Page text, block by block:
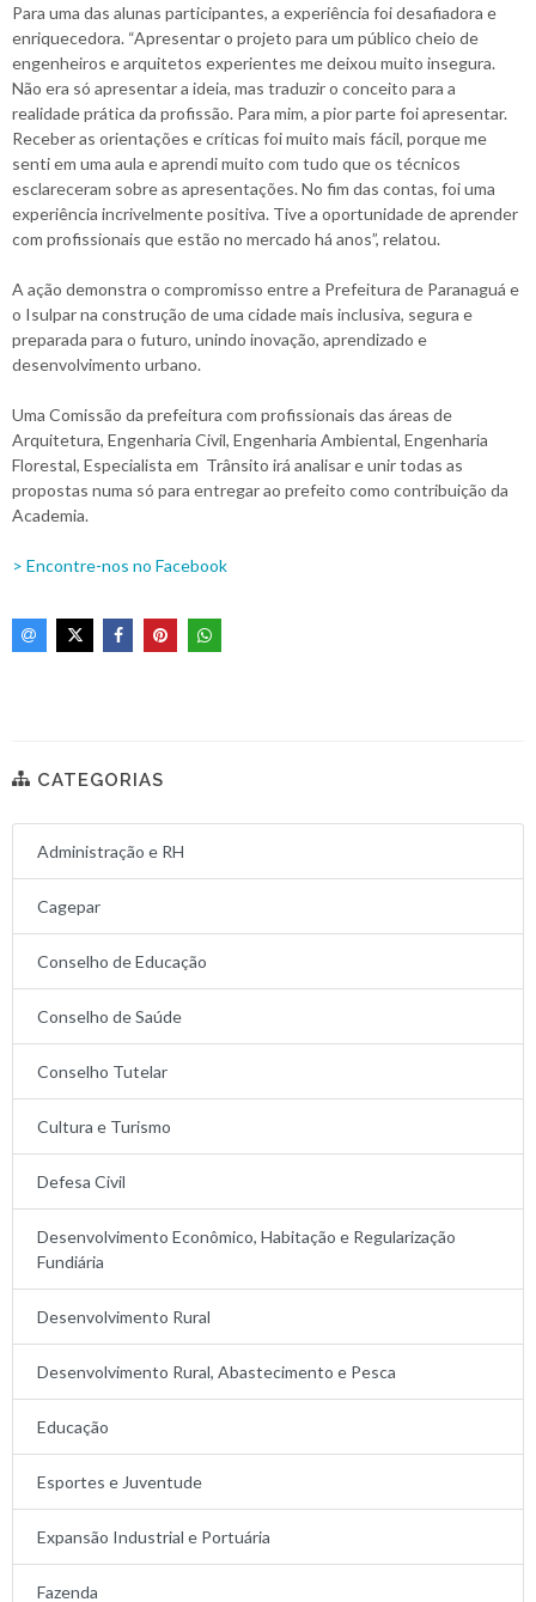
Para uma das alunas participantes, a experiência foi desafiadora e
enriquecedora. “Apresentar o projeto para um público cheio de
engenheiros e arquitetos experientes me deixou muito insegura.
Não era só apresentar a ideia, mas traduzir o conceito para a
realidade prática da profissão. Para mim, a pior parte foi apresentar.
Receber as orientações e críticas foi muito mais fácil, porque me
senti em uma aula e aprendi muito com tudo que os técnicos
esclareceram sobre as apresentações. No fim das contas, foi uma
experiência incrivelmente positiva. Tive a oportunidade de aprender
com profissionais que estão no mercado há anos”, relatou.
A ação demonstra o compromisso entre a Prefeitura de Paranaguá e
o Isulpar na construção de uma cidade mais inclusiva, segura e
preparada para o futuro, unindo inovação, aprendizado e
desenvolvimento urbano.
Uma Comissão da prefeitura com profissionais das áreas de
Arquitetura, Engenharia Civil, Engenharia Ambiental, Engenharia
Florestal, Especialista em Trânsito irá analisar e unir todas as
propostas numa só para entregar ao prefeito como contribuição da
Academia.
> Encontre-nos no Facebook
CATEGORIAS
Administração e RH
Cagepar
Conselho de Educação
Conselho de Saúde
Conselho Tutelar
Cultura e Turismo
Defesa Civil
Desenvolvimento Econômico, Habitação e Regularização
Fundiária
Desenvolvimento Rural
Desenvolvimento Rural, Abastecimento e Pesca
Educação
Esportes e Juventude
Expansão Industrial e Portuária
Fazenda